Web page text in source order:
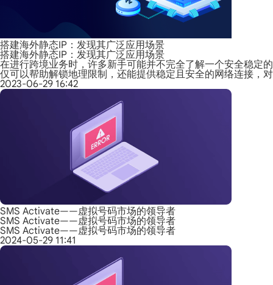
搭建海外静态IP：发现其广泛应用场景
搭建海外静态IP：发现其广泛应用场景
在进行跨境业务时，许多新手可能并不完全了解一个安全稳定
仅可以帮助解锁地理限制，还能提供稳定且安全的网络连接，
2023-06-29 16:42
SMS Activate——虚拟号码市场的领导者
SMS Activate——虚拟号码市场的领导者
SMS Activate——虚拟号码市场的领导者
2024-05-29 11:41